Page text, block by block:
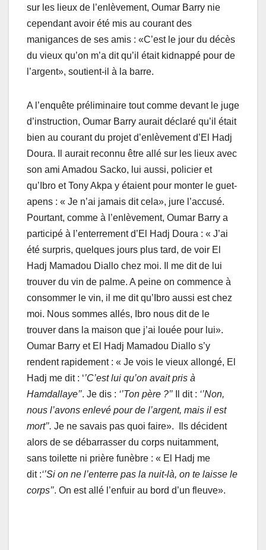
sur les lieux de l’enlèvement, Oumar Barry nie
cependant avoir été mis au courant des
manigances de ses amis : «C’est le jour du décès
du vieux qu’on m’a dit qu’il était kidnappé pour de
l’argent», soutient-il à la barre.
A l’enquête préliminaire tout comme devant le juge
d’instruction, Oumar Barry aurait déclaré qu’il était
bien au courant du projet d’enlèvement d’El Hadj
Doura. Il aurait reconnu être allé sur les lieux avec
son ami Amadou Sacko, lui aussi, policier et
qu’Ibro et Tony Akpa y étaient pour monter le guet-
apens : « Je n’ai jamais dit cela», jure l’accusé.
Pourtant, comme à l’enlèvement, Oumar Barry a
participé à l’enterrement d’El Hadj Doura : « J’ai
été surpris, quelques jours plus tard, de voir El
Hadj Mamadou Diallo chez moi. Il me dit de lui
trouver du vin de palme. A peine on commence à
consommer le vin, il me dit qu’Ibro aussi est chez
moi. Nous sommes allés, Ibro nous dit de le
trouver dans la maison que j’ai louée pour lui».
Oumar Barry et El Hadj Mamadou Diallo s’y
rendent rapidement : « Je vois le vieux allongé, El
Hadj me dit : ‘’C’est lui qu’on avait pris à
Hamdallaye’’. Je dis : ‘’Ton père ?’’ Il dit : ‘’Non,
nous l’avons enlevé pour de l’argent, mais il est
mort’’. Je ne savais pas quoi faire». Ils décident
alors de se débarrasser du corps nuitamment,
sans toilette ni prière funèbre : « El Hadj me
dit :‘’Si on ne l’enterre pas la nuit-là, on te laisse le
corps’’. On est allé l’enfuir au bord d’un fleuve».